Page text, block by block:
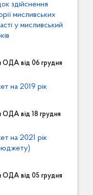
здійснення
мисливських
у мисливський
ОДА від 06 грудня
на 2019 рік
ОДА від 18 грудня
на 2021 рік
ОДА від 05 грудня